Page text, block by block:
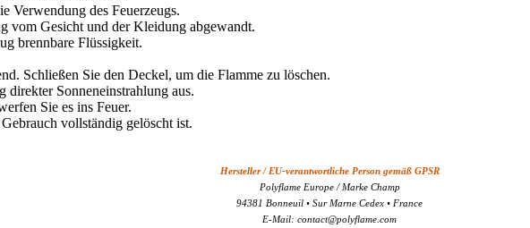
Verwendung des Feuerzeugs.
vom Gesicht und der Kleidung abgewandt.
brennbare Flüssigkeit.
Schließen Sie den Deckel, um die Flamme zu löschen.
direkter Sonneneinstrahlung aus.
Sie es ins Feuer.
vollständig gelöscht ist.
Hersteller / EU-verantwortliche Person gemäß GPSR
Polyflame Europe / Marke Champ
94381 Bonneuil • Sur Marne Cedex • France
E-Mail: contact@polyflame.com